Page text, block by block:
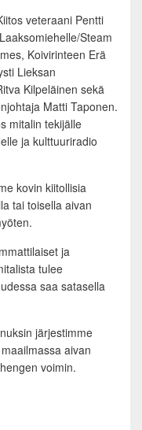
veteraani Pentti
Steam
Koivirinteen Erä
Lieksan
Kilpeläinen sekä
Matti Taponen.
mitalin tekijälle
ja kulttuuriradio
kovin kiitollisia
tai toisella aivan
ja
tulee
saa satasella
järjestimme
aivan
voimin.